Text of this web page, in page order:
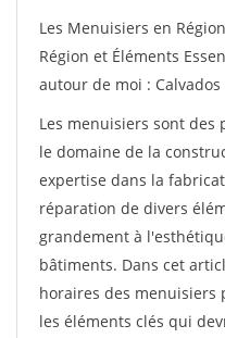
Les Menuisiers en
Région et Éléments
autour de moi : Calvados
Les menuisiers sont des
le domaine de la
expertise dans la
réparation de divers
grandement à
bâtiments. Dans cet
horaires des menuisiers
les éléments clés qui